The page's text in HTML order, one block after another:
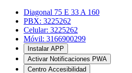
Diagonal 75 E 33 A 160
PBX: 3225262
Celular: 3225262
Móvil: 3166900299
Instalar APP
Activar Notificaciones PWA
Centro Accesibilidad